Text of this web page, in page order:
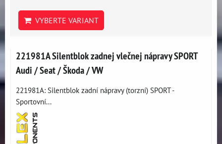
VYBERTE VARIANT
221981A Silentblok zadnej vlečnej nápravy SPORT
Audi / Seat / Škoda / VW
221981A: Silentblok zadní nápravy (torzní) SPORT -
Sportovní...